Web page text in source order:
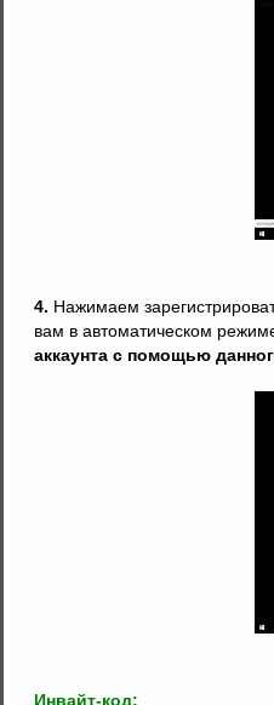
4. Нажимаем
вам в автоматическом
аккаунта с помощью
Инвайт-код: